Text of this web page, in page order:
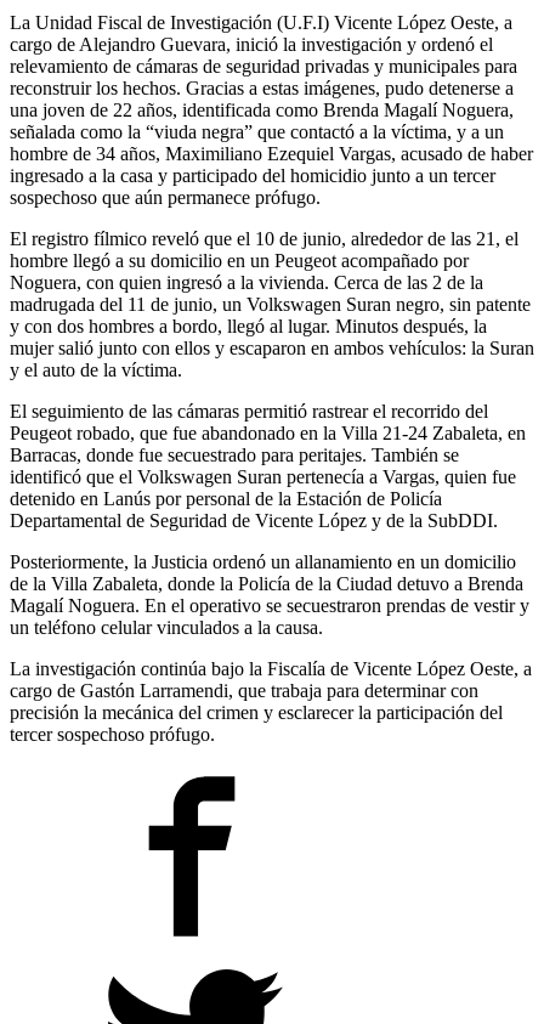
La Unidad Fiscal de Investigación (U.F.I) Vicente López Oeste, a
cargo de Alejandro Guevara, inició la investigación y ordenó el
relevamiento de cámaras de seguridad privadas y municipales para
reconstruir los hechos. Gracias a estas imágenes, pudo detenerse a
una joven de 22 años, identificada como Brenda Magalí Noguera,
señalada como la “viuda negra” que contactó a la víctima, y a un
hombre de 34 años, Maximiliano Ezequiel Vargas, acusado de haber
ingresado a la casa y participado del homicidio junto a un tercer
sospechoso que aún permanece prófugo.
El registro fílmico reveló que el 10 de junio, alrededor de las 21, el
hombre llegó a su domicilio en un Peugeot acompañado por
Noguera, con quien ingresó a la vivienda. Cerca de las 2 de la
madrugada del 11 de junio, un Volkswagen Suran negro, sin patente
y con dos hombres a bordo, llegó al lugar. Minutos después, la
mujer salió junto con ellos y escaparon en ambos vehículos: la Suran
y el auto de la víctima.
El seguimiento de las cámaras permitió rastrear el recorrido del
Peugeot robado, que fue abandonado en la Villa 21-24 Zabaleta, en
Barracas, donde fue secuestrado para peritajes. También se
identificó que el Volkswagen Suran pertenecía a Vargas, quien fue
detenido en Lanús por personal de la Estación de Policía
Departamental de Seguridad de Vicente López y de la SubDDI.
Posteriormente, la Justicia ordenó un allanamiento en un domicilio
de la Villa Zabaleta, donde la Policía de la Ciudad detuvo a Brenda
Magalí Noguera. En el operativo se secuestraron prendas de vestir y
un teléfono celular vinculados a la causa.
La investigación continúa bajo la Fiscalía de Vicente López Oeste, a
cargo de Gastón Larramendi, que trabaja para determinar con
precisión la mecánica del crimen y esclarecer la participación del
tercer sospechoso prófugo.